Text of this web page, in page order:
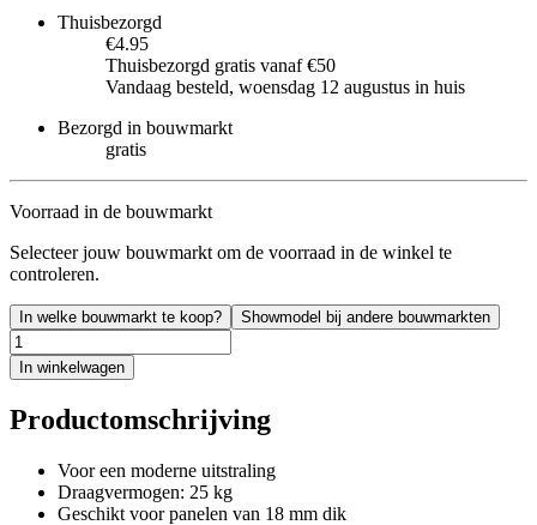
Thuisbezorgd
€4.95
Thuisbezorgd gratis vanaf €50
Vandaag besteld, woensdag 12 augustus in huis
Bezorgd in bouwmarkt
gratis
Voorraad in de bouwmarkt
Selecteer jouw bouwmarkt om de voorraad in de winkel te
controleren.
In welke bouwmarkt te koop? Showmodel bij andere bouwmarkten
In winkelwagen
Productomschrijving
Voor een moderne uitstraling
Draagvermogen: 25 kg
Geschikt voor panelen van 18 mm dik